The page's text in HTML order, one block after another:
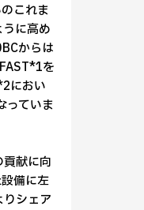
これま
に高め
からは
を
におい
っていま
献に向
備に左
シェア